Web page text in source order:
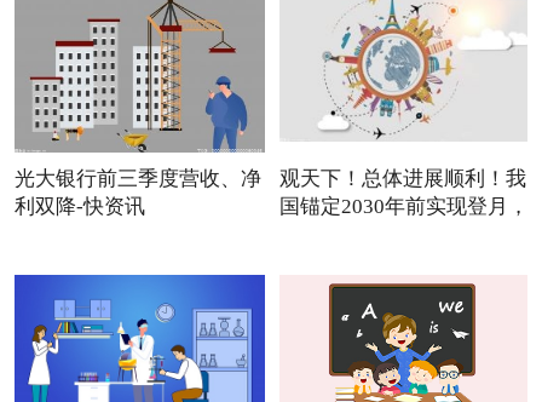
光大银行前三季度营收、净
利双降-快资讯
观天下！总体进展顺利！我
国锚定2030年前实现登月，